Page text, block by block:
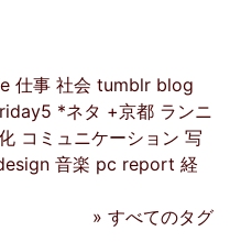
仕事 社会 tumblr blog
*ネタ +京都 ランニ
コミュニケーション 写
音楽 pc report 経
» すべてのタグ